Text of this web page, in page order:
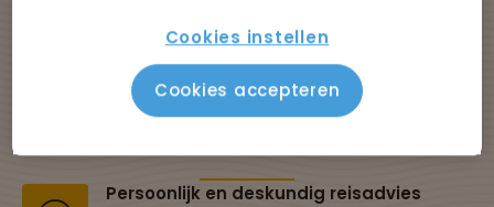
groepsreizen met
Sawadee
Persoonlijk en deskundig reisadvies
Cookies instellen
Cookies accepteren